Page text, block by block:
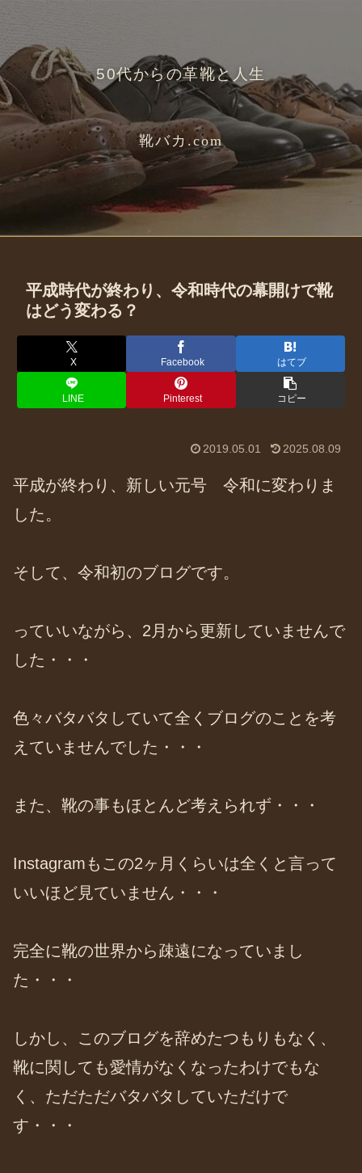
50代からの革靴と人生
靴バカ.com
平成時代が終わり、令和時代の幕開けで靴
はどう変わる？
X Facebook はてブ
LINE Pinterest コピー
2019.05.01 2025.08.09
平成が終わり、新しい元号 令和に変わりま
した。
そして、令和初のブログです。
っていいながら、2月から更新していませんで
した・・・
色々バタバタしていて全くブログのことを考
えていませんでした・・・
また、靴の事もほとんど考えられず・・・
Instagramもこの2ヶ月くらいは全くと言って
いいほど見ていません・・・
完全に靴の世界から疎遠になっていまし
た・・・
しかし、このブログを辞めたつもりもなく、
靴に関しても愛情がなくなったわけでもな
く、ただただバタバタしていただけで
す・・・